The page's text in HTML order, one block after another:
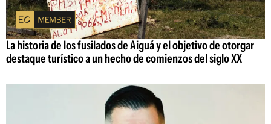
La historia de los fusilados de Aiguá y el objetivo de otorgar
destaque turístico a un hecho de comienzos del siglo XX